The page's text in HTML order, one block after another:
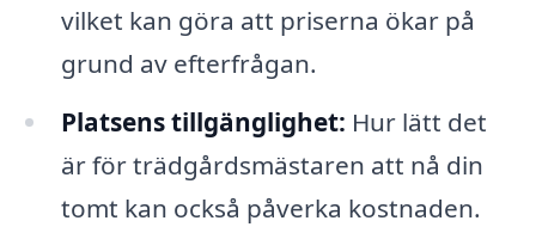
vilket kan göra att priserna ökar på
grund av efterfrågan.
Platsens tillgänglighet: Hur lätt det
är för trädgårdsmästaren att nå din
tomt kan också påverka kostnaden.